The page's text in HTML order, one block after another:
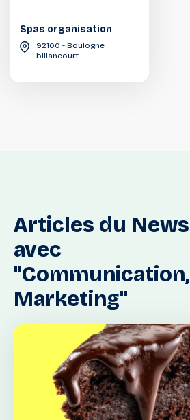
Spas organisation
92100 - Boulogne
billancourt
Articles du News
avec
"Communication,
Marketing"